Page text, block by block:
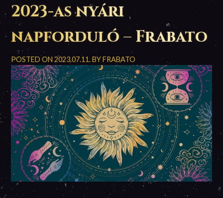
2023-as nyári
napforduló – Frabato
POSTED ON2023.07.11.BYFRABATO